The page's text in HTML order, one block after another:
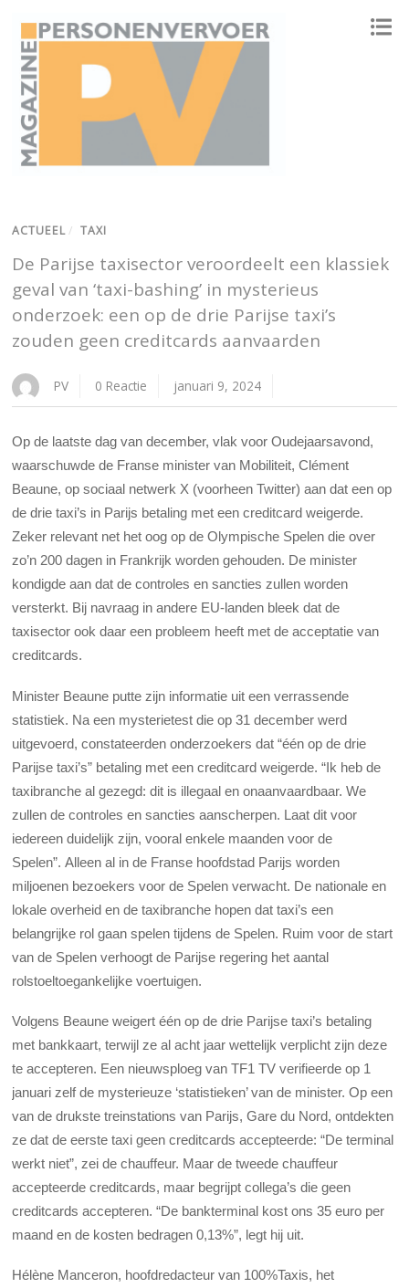
ACTUEEL / TAXI
De Parijse taxisector veroordeelt een klassiek
geval van ‘taxi-bashing’ in mysterieus
onderzoek: een op de drie Parijse taxi’s
zouden geen creditcards aanvaarden
PV 0 Reactie januari 9, 2024
Op de laatste dag van december, vlak voor Oudejaarsavond,
waarschuwde de Franse minister van Mobiliteit, Clément
Beaune, op sociaal netwerk X (voorheen Twitter) aan dat een op
de drie taxi’s in Parijs betaling met een creditcard weigerde.
Zeker relevant net het oog op de Olympische Spelen die over
zo’n 200 dagen in Frankrijk worden gehouden. De minister
kondigde aan dat de controles en sancties zullen worden
versterkt. Bij navraag in andere EU-landen bleek dat de
taxisector ook daar een probleem heeft met de acceptatie van
creditcards.
Minister Beaune putte zijn informatie uit een verrassende
statistiek. Na een mysterietest die op 31 december werd
uitgevoerd, constateerden onderzoekers dat “één op de drie
Parijse taxi’s” betaling met een creditcard weigerde. “Ik heb de
taxibranche al gezegd: dit is illegaal en onaanvaardbaar. We
zullen de controles en sancties aanscherpen. Laat dit voor
iedereen duidelijk zijn, vooral enkele maanden voor de
Spelen”. Alleen al in de Franse hoofdstad Parijs worden
miljoenen bezoekers voor de Spelen verwacht. De nationale en
lokale overheid en de taxibranche hopen dat taxi’s een
belangrijke rol gaan spelen tijdens de Spelen. Ruim voor de start
van de Spelen verhoogt de Parijse regering het aantal
rolstoeltoegankelijke voertuigen.
Volgens Beaune weigert één op de drie Parijse taxi’s betaling
met bankkaart, terwijl ze al acht jaar wettelijk verplicht zijn deze
te accepteren. Een nieuwsploeg van TF1 TV verifieerde op 1
januari zelf de mysterieuze ‘statistieken’ van de minister. Op een
van de drukste treinstations van Parijs, Gare du Nord, ontdekten
ze dat de eerste taxi geen creditcards accepteerde: “De terminal
werkt niet”, zei de chauffeur. Maar de tweede chauffeur
accepteerde creditcards, maar begrijpt collega’s die geen
creditcards accepteren. “De bankterminal kost ons 35 euro per
maand en de kosten bedragen 0,13%”, legt hij uit.
Hélène Manceron, hoofdredacteur van 100%Taxis, het